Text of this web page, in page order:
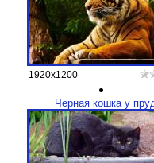
1920x1200
Черная кошка у